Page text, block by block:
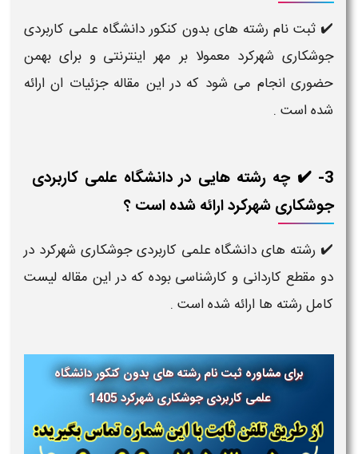
✔️ ثبت نام رشته های بدون کنکور دانشگاه علمی کاربردی
جوشکاری شهرکرد معمولا بر مهر اینترنتی و برای بهمن
حضوری انجام می شود که در این مقاله جزئیات ان ارائه
شده است .
3- ✔️ چه رشته هایی در دانشگاه علمی کاربردی
جوشکاری شهرکرد ارائه شده است ؟
✔️ رشته های دانشگاه علمی کاربردی جوشکاری شهرکرد در
دو مقطع کاردانی و کارشناسی بوده که در این مقاله لیست
کامل رشته ها ارائه شده است .
برای مشاوره ثبت نام رشته های بدون کنکور دانشگاه
علمی کاربردی جوشکاری شهرکرد 1405